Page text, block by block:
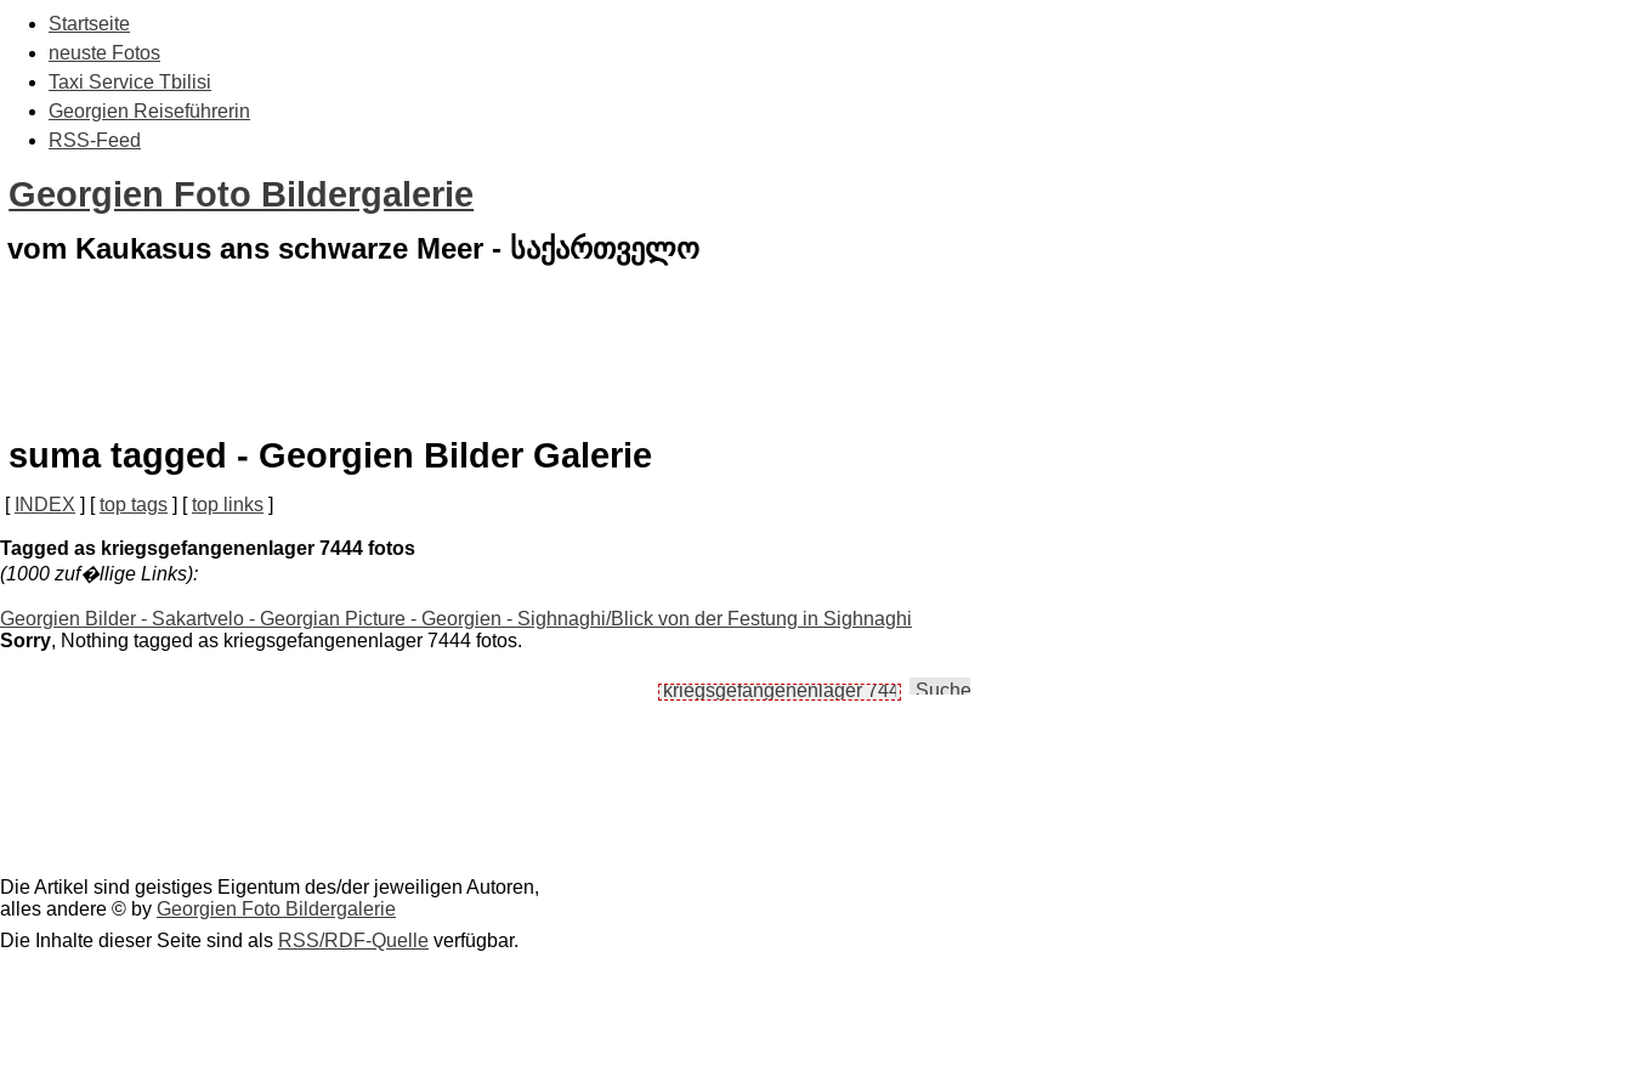
Startseite
neuste Fotos
Taxi Service Tbilisi
Georgien Reiseführerin
RSS-Feed
Georgien Foto Bildergalerie
vom Kaukasus ans schwarze Meer - საქართველო
suma tagged - Georgien Bilder Galerie
[ INDEX ] [top tags ] [top links ]
Tagged as kriegsgefangenenlager 7444 fotos
(1000 zuf�llige Links):
Georgien Bilder - Sakartvelo - Georgian Picture - Georgien - Sighnaghi/Blick von der Festung in Sighnaghi
Sorry, Nothing tagged as kriegsgefangenenlager 7444 fotos.
Die Artikel sind geistiges Eigentum des/der jeweiligen Autoren,
alles andere © by Georgien Foto Bildergalerie
Die Inhalte dieser Seite sind als RSS/RDF-Quelle verfügbar.